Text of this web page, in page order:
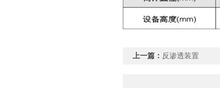
上一篇： 反渗透装置